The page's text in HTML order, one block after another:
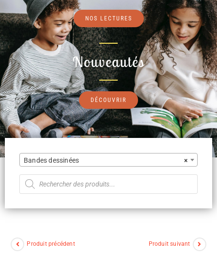
NOS LECTURES
Nouveautés
DÉCOUVRIR
×
Bandes dessinées
Produit précédent Produit suivant